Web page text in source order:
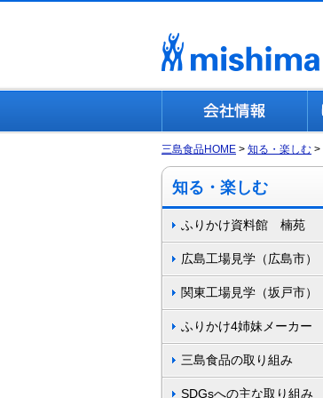
三島食品HOME 知る・楽しむ
知る・楽しむ
ふりかけ資料館 楠苑
広島工場見学（広島市）
関東工場見学（坂戸市）
ふりかけ4姉妹メーカー
三島食品の取り組み
SDGsへの主な取り組み